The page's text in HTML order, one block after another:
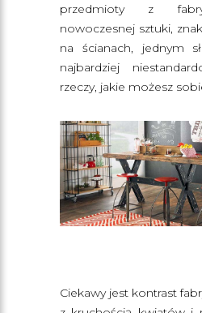
przedmioty z
nowoczesnej sztuki,
na ścianach, jednym
najbardziej
rzeczy, jakie możesz
Ciekawy jest kontrast